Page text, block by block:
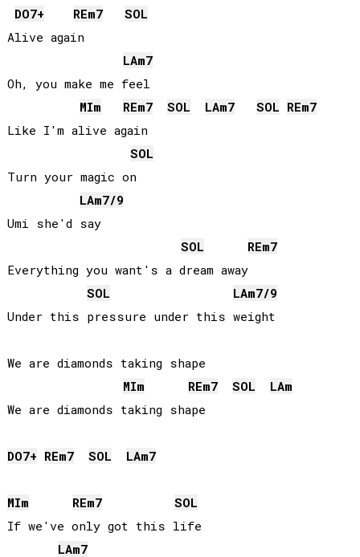
DO7+ REm7
SOL
Alive again
LAm7
Oh, you make me feel
MIm REm7 SOL LAm7 SOL REm7
Like I'm alive again
SOL
Turn your magic on
LAm7/9
Umi she'd say
SOL
REm7
Everything you want's a dream away
SOL
LAm7/9
Under this pressure under this weight
We are diamonds taking shape
MIm REm7 SOL LAm
We are diamonds taking shape
DO7+ REm7 SOL LAm7
MIm REm7
SOL
If we've only got this life
LAm7